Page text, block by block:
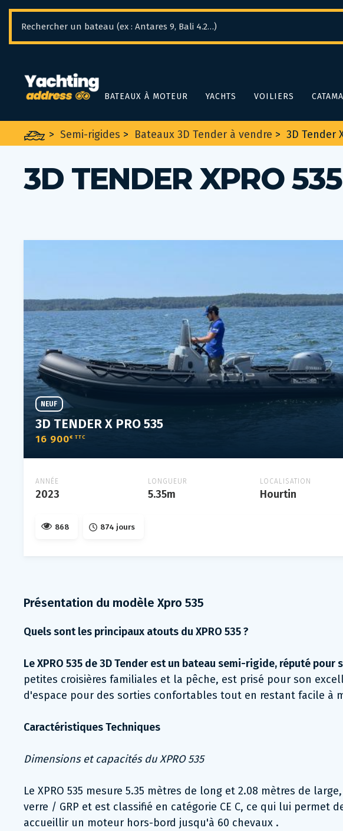
BATEAUX À MOTEUR YACHTS VOILIERS
> Semi-rigides > Bateaux 3D Tender à vendre > 3D Tender
3D TENDER XPRO
3D TENDER X PRO 535
16 900€ TTC
NEUF
ANNÉE
2023
LONGUEUR
5.35m
LOCALISATION
Hourtin
868 874 jours
Présentation du modèle Xpro 535
Quels sont les principaux atouts du XPRO 535 ?
Le XPRO 535 de 3D Tender est un bateau semi-rigide, réputé
petites croisières familiales et la pêche, est prisé pour son
d'espace pour des sorties confortables tout en restant facile à
Caractéristiques Techniques
Dimensions et capacités du XPRO 535
Le XPRO 535 mesure 5.35 mètres de long et 2.08 mètres de
verre / GRP et est classifié en catégorie CE C, ce qui lui permet
accueillir un moteur hors-bord jusqu'à 60 chevaux .
Panneau de gestion des cookies